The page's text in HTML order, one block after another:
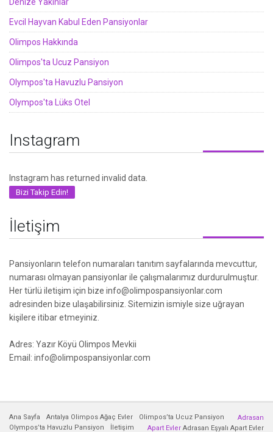
Evcil Hayvan Kabul Eden Pansiyonlar
Olimpos Hakkında
Olimpos'ta Ucuz Pansiyon
Olympos'ta Havuzlu Pansiyon
Olympos'ta Lüks Otel
Instagram
Instagram has returned invalid data.
Bizi Takip Edin!
İletişim
Pansiyonların telefon numaraları tanıtım sayfalarında mevcuttur,
numarası olmayan pansiyonlar ile çalışmalarımız durdurulmuştur.
Her türlü iletişim için bize info@olimpospansiyonlar.com
adresinden bize ulaşabilirsiniz. Sitemizin ismiyle size uğrayan
kişilere itibar etmeyiniz.
Adres: Yazır Köyü Olimpos Mevkii
Email: info@olimpospansiyonlar.com
Ana Sayfa Antalya Olimpos Ağaç Evler
Olimpos’ta Ucuz Pansiyon
Olympos’ta Havuzlu Pansiyon
İletişim
Adrasan
Apart Evler Adrasan Eşyalı Apart Evler